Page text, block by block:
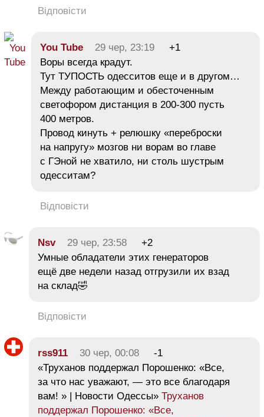
Відповісти
You Tube 29 чер, 23:19
+1
Воры всегда крадут.
Тут ТУПОСТЬ одесситов еще и в другом…
Между работающим и обесточенным
светофором дистанция в 200-300 пусть
400 метров.
Провод кинуть + релюшку «переброски
на напругу» мозгов ни ворам во главе
с ГЭной не хватило, ни столь шустрым
одесситам?
Відповісти
Nsv 29 чер, 23:58
+2
Умные обладатели этих генераторов
ещё две недели назад отгрузили их взад
на склад🤣
Відповісти
rss911 30 чер, 00:08
-1
«Труханов поддержал Порошенко: «Все,
за что нас уважают, — это все благодаря
вам! » | Новости Одессы» Труханов
поддержал Порошенко: «Все,